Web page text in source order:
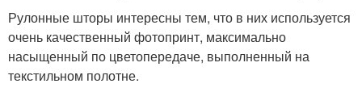
Рулонные шторы интересны тем, что в них используется
очень качественный фотопринт, максимально
насыщенный по цветопередаче, выполненный на
текстильном полотне.